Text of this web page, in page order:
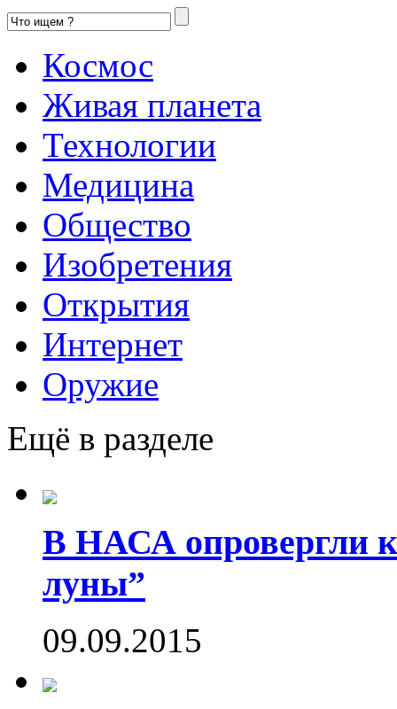
Космос
Живая планета
Технологии
Медицина
Общество
Изобретения
Открытия
Интернет
Оружие
Ещё в разделе
В НАСА опровергли
луны”
09.09.2015